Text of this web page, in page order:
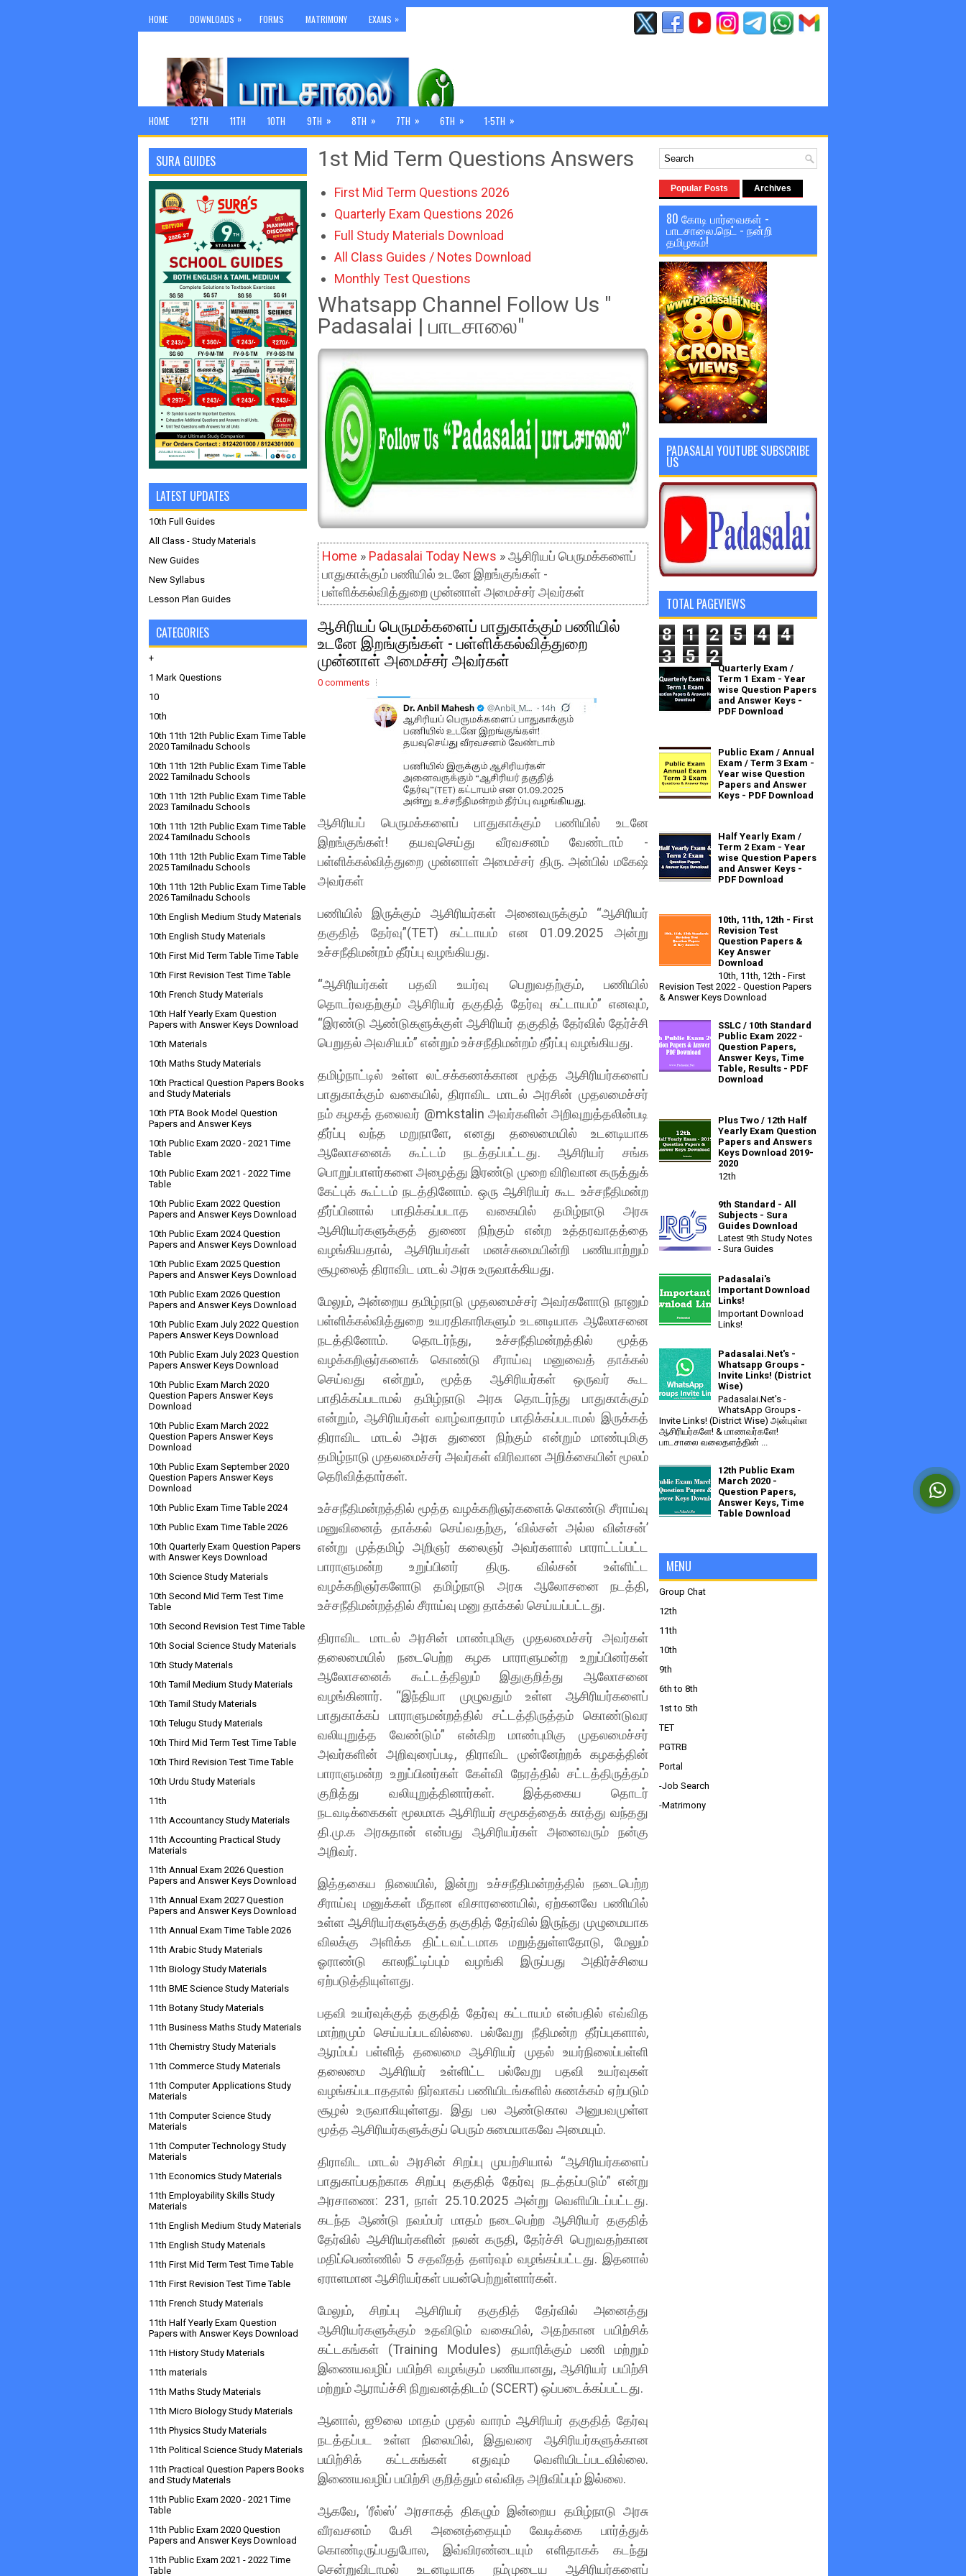
HOME DOWNLOADS » FORMS MATRIMONY EXAMS »
HOME 12TH 11TH 10TH 9TH » 8TH » 7TH » 6TH » 1-5TH »
1st Mid Term Questions Answers
First Mid Term Questions 2026
Quarterly Exam Questions 2026
Full Study Materials Download
All Class Guides / Notes Download
Monthly Test Questions
Whatsapp Channel Follow Us "
Padasalai | பாடசாலை"
Home » Padasalai Today News » ஆசிரியப் பெருமக்களைப்
பாதுகாக்கும் பணியில் உடனே இறங்குங்கள் -
பள்ளிக்கல்வித்துறை முன்னாள் அமைச்சர் அவர்கள்
ஆசிரியப் பெருமக்களைப் பாதுகாக்கும் பணியில்
உடனே இறங்குங்கள் - பள்ளிக்கல்வித்துறை
முன்னாள் அமைச்சர் அவர்கள்
0 comments
ஆசிரியப் பெருமக்களைப் பாதுகாக்கும் பணியில் உடனே
இறங்குங்கள்! தயவுசெய்து வீரவசனம் வேண்டாம் -
பள்ளிக்கல்வித்துறை முன்னாள் அமைச்சர் திரு. அன்பில் மகேஷ்
அவர்கள்
​பணியில் இருக்கும் ஆசிரியர்கள் அனைவருக்கும் “ஆசிரியர்
தகுதித் தேர்வு”(TET) கட்டாயம் என 01.09.2025 அன்று
உச்சநீதிமன்றம் தீர்ப்பு வழங்கியது.
“​ஆசிரியர்கள் பதவி உயர்வு பெறுவதற்கும், பணியில்
தொடர்வதற்கும் ஆசிரியர் தகுதித் தேர்வு கட்டாயம்” எனவும்,
“இரண்டு ஆண்டுகளுக்குள் ஆசிரியர் தகுதித் தேர்வில் தேர்ச்சி
பெறுதல் அவசியம்” என்றும் உச்சநீதிமன்றம் தீர்ப்பு வழங்கியது.
​தமிழ்நாட்டில் உள்ள லட்சக்கணக்கான மூத்த ஆசிரியர்களைப்
பாதுகாக்கும் வகையில், திராவிட மாடல் அரசின் முதலமைச்சர்
நம் கழகத் தலைவர் @mkstalin அவர்களின் அறிவுறுத்தலின்படி
தீர்ப்பு வந்த மறுநாளே, எனது தலைமையில் உடனடியாக
ஆலோசனைக் கூட்டம் நடத்தப்பட்டது. ஆசிரியர் சங்க
பொறுப்பாளர்களை அழைத்து இரண்டு முறை விரிவான கருத்துக்
கேட்புக் கூட்டம் நடத்தினோம். ஒரு ஆசிரியர் கூட உச்சநீதிமன்ற
தீர்ப்பினால் பாதிக்கப்படாத வகையில் தமிழ்நாடு அரசு
ஆசிரியர்களுக்குத் துணை நிற்கும் என்ற உத்தரவாதத்தை
வழங்கியதால், ஆசிரியர்கள் மனச்சுமையின்றி பணியாற்றும்
சூழலைத் திராவிட மாடல் அரசு உருவாக்கியது.
​மேலும், அன்றைய தமிழ்நாடு முதலமைச்சர் அவர்களோடு நானும்
பள்ளிக்கல்வித்துறை உயரதிகாரிகளும் உடனடியாக ஆலோசனை
நடத்தினோம். தொடர்ந்து, உச்சநீதிமன்றத்தில் மூத்த
வழக்கறிஞர்களைக் கொண்டு சீராய்வு மனுவைத் தாக்கல்
செய்வது என்றும், மூத்த ஆசிரியர்கள் ஒருவர் கூட
பாதிக்கப்படாமல் தமிழ்நாடு அரசு தொடர்ந்து பாதுகாக்கும்
என்றும், ஆசிரியர்கள் வாழ்வாதாரம் பாதிக்கப்படாமல் இருக்கத்
திராவிட மாடல் அரசு துணை நிற்கும் என்றும் மாண்புமிகு
தமிழ்நாடு முதலமைச்சர் அவர்கள் விரிவான அறிக்கையின் மூலம்
தெரிவித்தார்கள்.
​உச்சநீதிமன்றத்தில் மூத்த வழக்கறிஞர்களைக் கொண்டு சீராய்வு
மனுவினைத் தாக்கல் செய்வதற்கு, ‘வில்சன் அல்ல வின்சன்’
என்று முத்தமிழ் அறிஞர் கலைஞர் அவர்களால் பாராட்டப்பட்ட
பாராளுமன்ற உறுப்பினர் திரு. வில்சன் உள்ளிட்ட
வழக்கறிஞர்களோடு தமிழ்நாடு அரசு ஆலோசனை நடத்தி,
உச்சநீதிமன்றத்தில் சீராய்வு மனு தாக்கல் செய்யப்பட்டது.
​திராவிட மாடல் அரசின் மாண்புமிகு முதலமைச்சர் அவர்கள்
தலைமையில் நடைபெற்ற கழக பாராளுமன்ற உறுப்பினர்கள்
ஆலோசனைக் கூட்டத்திலும் இதுகுறித்து ஆலோசனை
வழங்கினார். “இந்தியா முழுவதும் உள்ள ஆசிரியர்களைப்
பாதுகாக்கப் பாராளுமன்றத்தில் சட்டத்திருத்தம் கொண்டுவர
வலியுறுத்த வேண்டும்” என்கிற மாண்புமிகு முதலமைச்சர்
அவர்களின் அறிவுரைப்படி, திராவிட முன்னேற்றக் கழகத்தின்
பாராளுமன்ற உறுப்பினர்கள் கேள்வி நேரத்தில் சட்டத்திருத்தம்
குறித்து வலியுறுத்தினார்கள். இத்தகைய தொடர்
நடவடிக்கைகள் மூலமாக ஆசிரியர் சமூகத்தைக் காத்து வந்தது
தி.மு.க அரசுதான் என்பது ஆசிரியர்கள் அனைவரும் நன்கு
அறிவர்.
​இத்தகைய நிலையில், இன்று உச்சநீதிமன்றத்தில் நடைபெற்ற
சீராய்வு மனுக்கள் மீதான விசாரணையில், ஏற்கனவே பணியில்
உள்ள ஆசிரியர்களுக்குத் தகுதித் தேர்வில் இருந்து முழுமையாக
விலக்கு அளிக்க திட்டவட்டமாக மறுத்துள்ளதோடு, மேலும்
ஓராண்டு காலநீட்டிப்பும் வழங்கி இருப்பது அதிர்ச்சியை
ஏற்படுத்தியுள்ளது.
​பதவி உயர்வுக்குத் தகுதித் தேர்வு கட்டாயம் என்பதில் எவ்வித
மாற்றமும் செய்யப்படவில்லை. பல்வேறு நீதிமன்ற தீர்ப்புகளால்,
ஆரம்பப் பள்ளித் தலைமை ஆசிரியர் முதல் உயர்நிலைப்பள்ளி
தலைமை ஆசிரியர் உள்ளிட்ட பல்வேறு பதவி உயர்வுகள்
வழங்கப்படாததால் நிர்வாகப் பணியிடங்களில் சுணக்கம் ஏற்படும்
சூழல் உருவாகியுள்ளது. இது பல ஆண்டுகால அனுபவமுள்ள
மூத்த ஆசிரியர்களுக்குப் பெரும் சுமையாகவே அமையும்.
​திராவிட மாடல் அரசின் சிறப்பு முயற்சியால் “ஆசிரியர்களைப்
பாதுகாப்பதற்காக சிறப்பு தகுதித் தேர்வு நடத்தப்படும்” என்று
அரசாணை: 231, நாள் 25.10.2025 அன்று வெளியிடப்பட்டது.
கடந்த ஆண்டு நவம்பர் மாதம் நடைபெற்ற ஆசிரியர் தகுதித்
தேர்வில் ஆசிரியர்களின் நலன் கருதி, தேர்ச்சி பெறுவதற்கான
மதிப்பெண்ணில் 5 சதவீதத் தளர்வும் வழங்கப்பட்டது. இதனால்
ஏராளமான ஆசிரியர்கள் பயன்பெற்றுள்ளார்கள்.
​மேலும், சிறப்பு ஆசிரியர் தகுதித் தேர்வில் அனைத்து
ஆசிரியர்களுக்கும் உதவிடும் வகையில், அதற்கான பயிற்சிக்
கட்டகங்கள் (Training Modules) தயாரிக்கும் பணி மற்றும்
இணையவழிப் பயிற்சி வழங்கும் பணியானது, ஆசிரியர் பயிற்சி
மற்றும் ஆராய்ச்சி நிறுவனத்திடம் (SCERT) ஒப்படைக்கப்பட்டது.
​ஆனால், ஜூலை மாதம் முதல் வாரம் ஆசிரியர் தகுதித் தேர்வு
நடத்தப்பட உள்ள நிலையில், இதுவரை ஆசிரியர்களுக்கான
பயிற்சிக் கட்டகங்கள் எதுவும் வெளியிடப்படவில்லை.
இணையவழிப் பயிற்சி குறித்தும் எவ்வித அறிவிப்பும் இல்லை.
​ஆகவே, ‘ரீல்ஸ்’ அரசாகத் திகழும் இன்றைய தமிழ்நாடு அரசு
வீரவசனம் பேசி அனைத்தையும் வேடிக்கை பார்த்துக்
கொண்டிருப்பதுபோல, இவ்விரண்டையும் எளிதாகக் கடந்து
சென்றுவிடாமல் உடனடியாக நம்முடைய ஆசிரியர்களைப்
SURA GUIDES
LATEST UPDATES
10th Full Guides
All Class - Study Materials
New Guides
New Syllabus
Lesson Plan Guides
CATEGORIES
+
1 Mark Questions
10
10th
10th 11th 12th Public Exam Time Table
2020 Tamilnadu Schools
10th 11th 12th Public Exam Time Table
2022 Tamilnadu Schools
10th 11th 12th Public Exam Time Table
2023 Tamilnadu Schools
10th 11th 12th Public Exam Time Table
2024 Tamilnadu Schools
10th 11th 12th Public Exam Time Table
2025 Tamilnadu Schools
10th 11th 12th Public Exam Time Table
2026 Tamilnadu Schools
10th English Medium Study Materials
10th English Study Materials
10th First Mid Term Table Time Table
10th First Revision Test Time Table
10th French Study Materials
10th Half Yearly Exam Question
Papers with Answer Keys Download
10th Materials
10th Maths Study Materials
10th Practical Question Papers Books
and Study Materials
10th PTA Book Model Question
Papers and Answer Keys
10th Public Exam 2020 - 2021 Time
Table
10th Public Exam 2021 - 2022 Time
Table
10th Public Exam 2022 Question
Papers and Answer Keys Download
10th Public Exam 2024 Question
Papers and Answer Keys Download
10th Public Exam 2025 Question
Papers and Answer Keys Download
10th Public Exam 2026 Question
Papers and Answer Keys Download
10th Public Exam July 2022 Question
Papers Answer Keys Download
10th Public Exam July 2023 Question
Papers Answer Keys Download
10th Public Exam March 2020
Question Papers Answer Keys
Download
10th Public Exam March 2022
Question Papers Answer Keys
Download
10th Public Exam September 2020
Question Papers Answer Keys
Download
10th Public Exam Time Table 2024
10th Public Exam Time Table 2026
10th Quarterly Exam Question Papers
with Answer Keys Download
10th Science Study Materials
10th Second Mid Term Test Time
Table
10th Second Revision Test Time Table
10th Social Science Study Materials
10th Study Materials
10th Tamil Medium Study Materials
10th Tamil Study Materials
10th Telugu Study Materials
10th Third Mid Term Test Time Table
10th Third Revision Test Time Table
10th Urdu Study Materials
11th
11th Accountancy Study Materials
11th Accounting Practical Study
Materials
11th Annual Exam 2026 Question
Papers and Answer Keys Download
11th Annual Exam 2027 Question
Papers and Answer Keys Download
11th Annual Exam Time Table 2026
11th Arabic Study Materials
11th Biology Study Materials
11th BME Science Study Materials
11th Botany Study Materials
11th Business Maths Study Materials
11th Chemistry Study Materials
11th Commerce Study Materials
11th Computer Applications Study
Materials
11th Computer Science Study
Materials
11th Computer Technology Study
Materials
11th Economics Study Materials
11th Employability Skills Study
Materials
11th English Medium Study Materials
11th English Study Materials
11th First Mid Term Test Time Table
11th First Revision Test Time Table
11th French Study Materials
11th Half Yearly Exam Question
Papers with Answer Keys Download
11th History Study Materials
11th materials
11th Maths Study Materials
11th Micro Biology Study Materials
11th Physics Study Materials
11th Political Science Study Materials
11th Practical Question Papers Books
and Study Materials
11th Public Exam 2020 - 2021 Time
Table
11th Public Exam 2020 Question
Papers and Answer Keys Download
11th Public Exam 2021 - 2022 Time
Table
Popular Posts Archives
80 கோடி பார்வைகள் -
பாடசாலை.நெட் - நன்றி
தமிழகம்!
PADASALAI YOUTUBE SUBSCRIBE
US
TOTAL PAGEVIEWS
8 1 2 5 4
4
3
5 2
Quarterly Exam /
Term 1 Exam - Year
wise Question Papers
and Answer Keys -
PDF Download
Public Exam / Annual
Exam / Term 3 Exam -
Year wise Question
Papers and Answer
Keys - PDF Download
Half Yearly Exam /
Term 2 Exam - Year
wise Question Papers
and Answer Keys -
PDF Download
10th, 11th, 12th - First
Revision Test
Question Papers &
Key Answer
Download
10th, 11th, 12th - First
Revision Test 2022 - Question Papers
& Answer Keys Download
SSLC / 10th Standard
Public Exam 2022 -
Question Papers,
Answer Keys, Time
Table, Results - PDF
Download
Plus Two / 12th Half
Yearly Exam Question
Papers and Answers
Keys Download 2019-
2020
12th
9th Standard - All
Subjects - Sura
Guides Download
Latest 9th Study Notes
- Sura Guides
Padasalai's
Important Download
Links!
Important Download
Links!
Padasalai.Net's -
Whatsapp Groups -
Invite Links! (District
Wise)
Padasalai.Net's -
WhatsApp Groups -
Invite Links! (District Wise) அன்புள்ள
ஆசிரியர்களே! & மாணவர்களே!
பாடசாலை வலைதளத்தின் ...
12th Public Exam
March 2020 -
Question Papers,
Answer Keys, Time
Table Download
MENU
Group Chat
12th
11th
10th
9th
6th to 8th
1st to 5th
TET
PGTRB
Portal
-Job Search
-Matrimony